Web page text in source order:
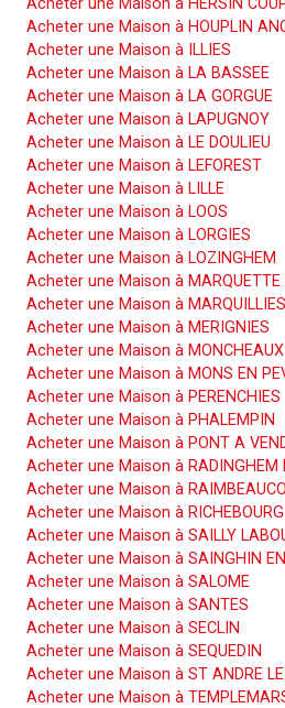
Acheter une Maison à HERSIN
Acheter une Maison à HOUPLIN
Acheter une Maison à ILLIES
Acheter une Maison à LA BASSEE
Acheter une Maison à LA GORGUE
Acheter une Maison à LAPUGNOY
Acheter une Maison à LE DOULIEU
Acheter une Maison à LEFOREST
Acheter une Maison à LILLE
Acheter une Maison à LOOS
Acheter une Maison à LORGIES
Acheter une Maison à LOZINGHEM
Acheter une Maison à MARQUETTE
Acheter une Maison à MARQUILLIES
Acheter une Maison à MERIGNIES
Acheter une Maison à MONCHEAUX
Acheter une Maison à MONS EN
Acheter une Maison à PERENCHIES
Acheter une Maison à PHALEMPIN
Acheter une Maison à PONT A
Acheter une Maison à RADINGHEM
Acheter une Maison à
Acheter une Maison à RICHEBOURG
Acheter une Maison à SAILLY
Acheter une Maison à SAINGHIN
Acheter une Maison à SALOME
Acheter une Maison à SANTES
Acheter une Maison à SECLIN
Acheter une Maison à SEQUEDIN
Acheter une Maison à ST ANDRE
Acheter une Maison à